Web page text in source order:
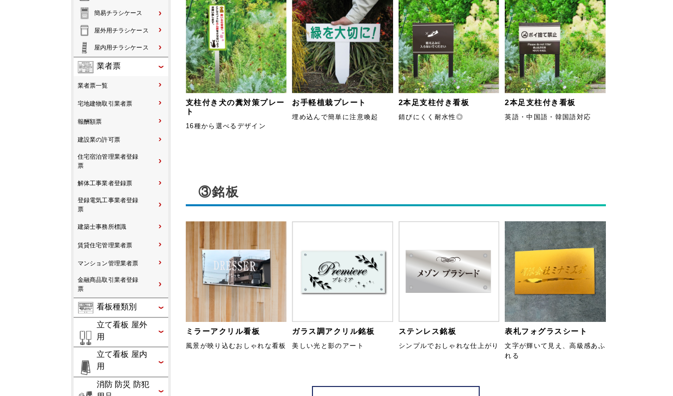
簡易チラシケース
屋外用チラシケース
屋内用チラシケース
業者票
業者票一覧
宅地建物取引業者票
報酬額票
建設業の許可票
住宅宿泊管理業者登録
票
解体工事業者登録票
登録電気工事業者登録
票
建築士事務所標識
賃貸住宅管理業者票
マンション管理業者票
金融商品取引業者登録
票
看板種類別
立て看板 屋外
用
立て看板 屋内
用
消防 防災 防犯
支柱付き犬の糞対策プレー
ト
16種から選べるデザイン
お手軽植栽プレート
埋め込んで簡単に注意喚起
2本足支柱付き看板
錆びにくく耐水性◎
2本足支柱付き看板
英語・中国語・韓国語対応
③銘板
ミラーアクリル看板
風景が映り込むおしゃれな看板
ガラス調アクリル銘板
美しい光と影のアート
ステンレス銘板
シンプルでおしゃれな仕上がり
表札フォグラスシート
文字が輝いて見え、高級感あふ
れる